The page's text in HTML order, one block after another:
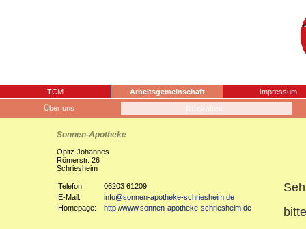
TCM Arbeitsgemeinschaft
Impressum
Über uns
Sonnen-Apotheke
Opitz Johannes
Römerstr. 26
Schriesheim
Telefon:
06203 61209
E-Mail:
info@sonnen-apotheke-schriesheim.de
Homepage:
http://www.sonnen-apotheke-schriesheim.de